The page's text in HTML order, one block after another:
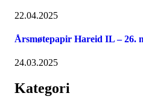
22.04.2025
Årsmøtepapir Hareid IL – 26.
24.03.2025
Kategori